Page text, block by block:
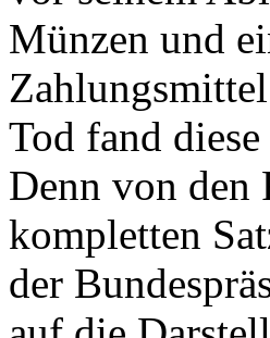
Münzen und
Tod fand
Denn von den
kompletten
der